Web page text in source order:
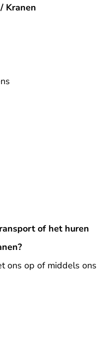
/ Kranen
of het huren
ons op of middels ons